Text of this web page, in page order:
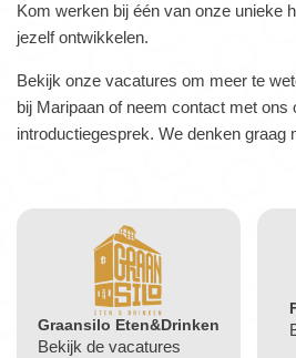
Kom werken bij één van onze unieke
jezelf ontwikkelen.
Bekijk onze vacatures om meer te
bij Maripaan of neem contact met ons
introductiegesprek. We denken graag
Graansilo Eten&Drinken
Bekijk de vacatures